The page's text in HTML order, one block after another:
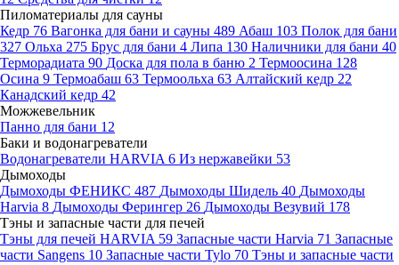
Пиломатериалы для сауны
Кедр 76 Вагонка для бани и сауны 489 Абаш 103 Полок для бани
327 Ольха 275 Брус для бани 4 Липа 130 Наличники для бани 40
Терморадиата 90 Доска для пола в баню 2 Термоосина 128
Осина 9 Термоабаш 63 Термоольха 63 Алтайский кедр 22
Канадский кедр 42
Можжевельник
Панно для бани 12
Баки и водонагреватели
Водонагреватели HARVIA 6 Из нержавейки 53
Дымоходы
Дымоходы ФЕНИКС 487 Дымоходы Шидель 40 Дымоходы
Harvia 8 Дымоходы Ферингер 26 Дымоходы Везувий 178
Тэны и запасные части для печей
Тэны для печей HARVIA 59 Запасные части Harvia 71 Запасные
части Sangens 10 Запасные части Tylo 70 Тэны и запасные части